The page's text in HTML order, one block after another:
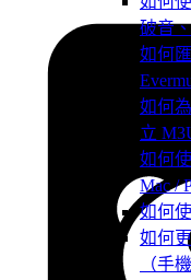
破音
如何
如何
立
如何
Mac /
如何
如何
（手